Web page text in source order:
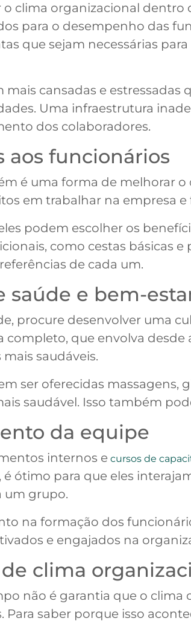
clima organizacional dentro
para o desempenho das
que sejam necessárias
mais cansadas e
Uma infraestrutura
dos colaboradores.
aos funcionários
é uma forma de melhorar o
em trabalhar na empresa
podem escolher os
como cestas básicas
de cada um.
saúde e bem-
procure desenvolver uma
completo, que envolva
saudáveis.
ser oferecidas massagens,
saudável. Isso também
da equipe
internos e cursos de
ótimo para que eles
um grupo.
na formação dos
e engajados na
clima
não é garantia que o clima
Para saber porque isso